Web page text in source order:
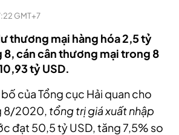
GMT+7
thương mại hàng hóa 2,5 tỷ
8, cán cân thương mại trong 8
tỷ USD.
của Tổng cục Hải quan cho
8/2020, tổng trị giá xuất nhập
đạt 50,5 tỷ USD, tăng 7,5% so